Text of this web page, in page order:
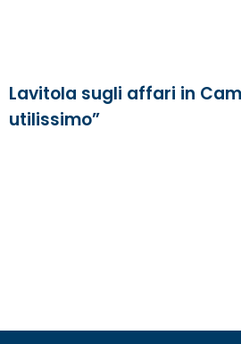
Lavitola sugli affari in
utilissimo”